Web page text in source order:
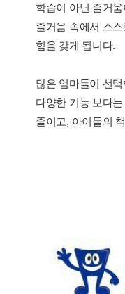
학습이 아닌 즐거
즐거움 속에서 스
힘을 갖게 됩니다.
많은 엄마들이 선
다양한 기능 보다
줄이고, 아이들의